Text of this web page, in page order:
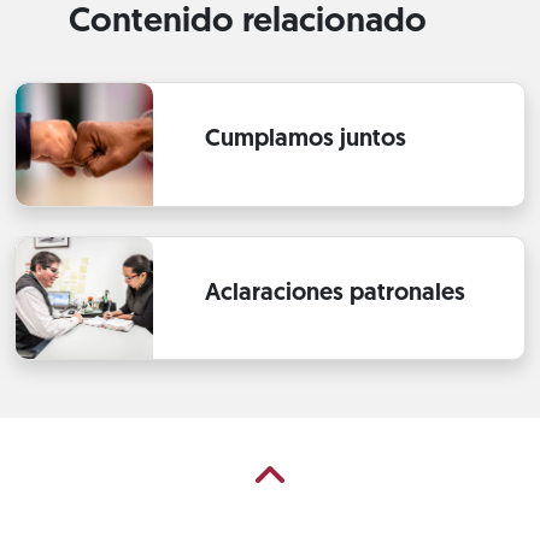
Contenido relacionado
Cumplamos juntos
Aclaraciones patronales